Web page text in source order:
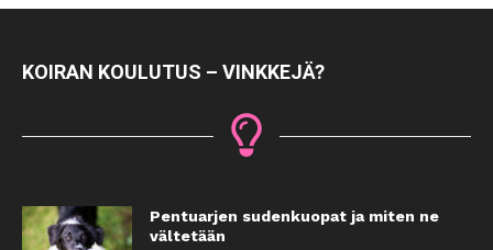
KOIRAN KOULUTUS – VINKKEJÄ?
Pentuarjen sudenkuopat ja miten ne
vältetään